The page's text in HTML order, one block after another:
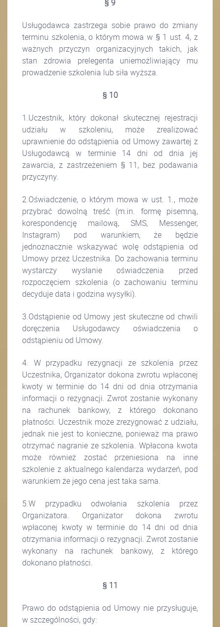
§ 9
Usługodawca zastrzega sobie prawo do zmiany
terminu szkolenia, o którym mowa w § 1 ust. 4, z
ważnych przyczyn organizacyjnych takich, jak
stan zdrowia prelegenta uniemożliwiający mu
prowadzenie szkolenia lub siła wyższa.
§ 10
1.Uczestnik, który dokonał skutecznej rejestracji
udziału w szkoleniu, może zrealizować
uprawnienie do odstąpienia od Umowy zawartej z
Usługodawcą w terminie 14 dni od dnia jej
zawarcia, z zastrzeżeniem § 11, bez podawania
przyczyny.
2.Oświadczenie, o którym mowa w ust. 1., może
przybrać dowolną treść (m.in. formę pisemną,
korespondencję mailową, SMS, Messenger,
Instagram) pod warunkiem, że będzie
jednoznacznie wskazywać wolę odstąpienia od
Umowy przez Uczestnika. Do zachowania terminu
wystarczy wysłanie oświadczenia przed
rozpoczęciem szkolenia (o zachowaniu terminu
decyduje data i godzina wysyłki).
3.Odstąpienie od Umowy jest skuteczne od chwili
doręczenia Usługodawcy oświadczenia o
odstąpieniu od Umowy.
4. W przypadku rezygnacji ze szkolenia przez
Uczestnika, Organizator dokona zwrotu wpłaconej
kwoty w terminie do 14 dni od dnia otrzymania
informacji o rezygnacji. Zwrot zostanie wykonany
na rachunek bankowy, z którego dokonano
płatności. Uczestnik może zrezygnować z udziału,
jednak nie jest to konieczne, ponieważ ma prawo
otrzymać nagranie ze szkolenia. Wpłacona kwota
może również zostać przeniesiona na inne
szkolenie z aktualnego kalendarza wydarzeń, pod
warunkiem że jego cena jest taka sama.
5.W przypadku odwołania szkolenia przez
Organizatora. Organizator dokona zwrotu
wpłaconej kwoty w terminie do 14 dni od dnia
otrzymania informacji o rezygnacji. Zwrot zostanie
wykonany na rachunek bankowy, z którego
dokonano płatności.
§ 11
Prawo do odstąpienia od Umowy nie przysługuje,
w szczególności, gdy: